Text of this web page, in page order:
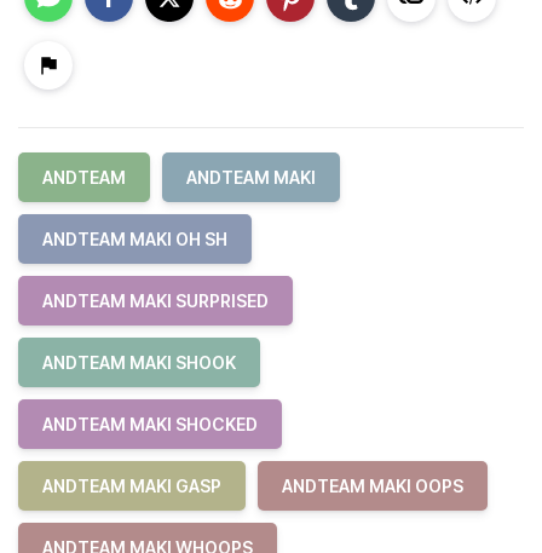
ANDTEAM ANDTEAM MAKI
ANDTEAM MAKI OH SH
ANDTEAM MAKI SURPRISED
ANDTEAM MAKI SHOOK
ANDTEAM MAKI SHOCKED
ANDTEAM MAKI GASP ANDTEAM MAKI OOPS
ANDTEAM MAKI WHOOPS